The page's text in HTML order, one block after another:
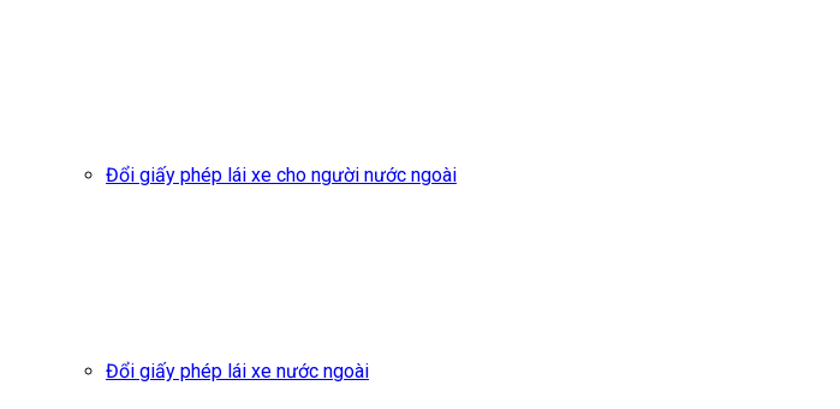
Đổi giấy phép lái xe cho người nước ngoài
Đổi giấy phép lái xe nước ngoài